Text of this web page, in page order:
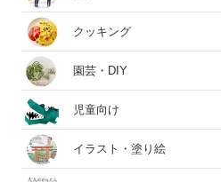
クッキング
園芸・DIY
児童向け
イラスト・塗り絵